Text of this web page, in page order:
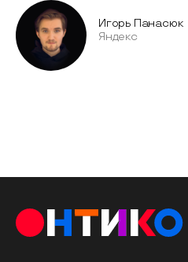
Игорь Панасюк
Яндекс